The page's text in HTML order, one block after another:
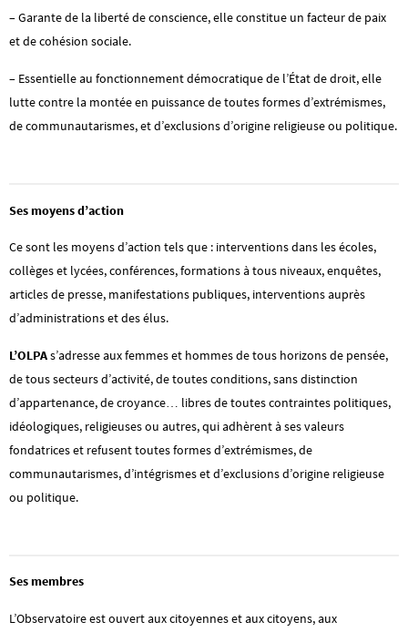
– Garante de la liberté de conscience, elle constitue un facteur de paix
et de cohésion sociale.
– Essentielle au fonctionnement démocratique de l’État de droit, elle
lutte contre la montée en puissance de toutes formes d’extrémismes,
de communautarismes, et d’exclusions d’origine religieuse ou politique.
Ses moyens d’action
Ce sont les moyens d’action tels que : interventions dans les écoles,
collèges et lycées, conférences, formations à tous niveaux, enquêtes,
articles de presse, manifestations publiques, interventions auprès
d’administrations et des élus.
L’OLPAs’adresse aux femmes et hommes de tous horizons de pensée,
de tous secteurs d’activité, de toutes conditions, sans distinction
d’appartenance, de croyance… libres de toutes contraintes politiques,
idéologiques, religieuses ou autres, qui adhèrent à ses valeurs
fondatrices et refusent toutes formes d’extrémismes, de
communautarismes, d’intégrismes et d’exclusions d’origine religieuse
ou politique.
Ses membres
L’Observatoire est ouvert aux citoyennes et aux citoyens, aux